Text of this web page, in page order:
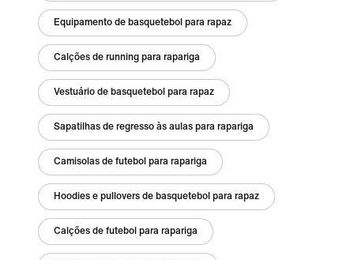
Equipamento de basquetebol para rapaz
Calções de running para rapariga
Vestuário de basquetebol para rapaz
Sapatilhas de regresso às aulas para rapariga
Camisolas de futebol para rapariga
Hoodies e pullovers de basquetebol para rapaz
Calções de futebol para rapariga